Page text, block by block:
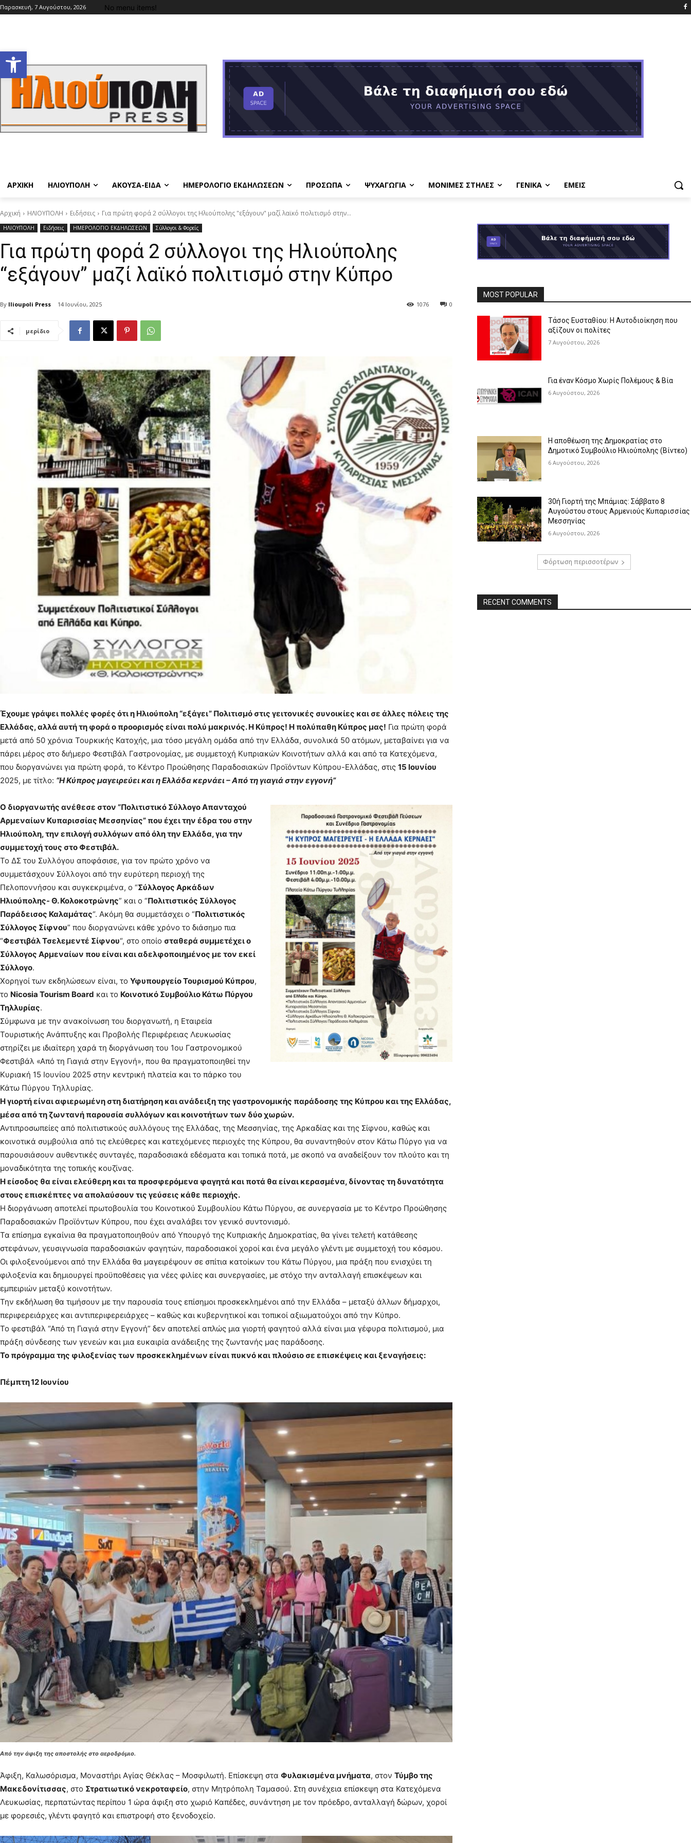
Ανοίξτε τη γραμμή εργαλείων
Παρασκευή, 7 Αυγούστου, 2026 No menu items!
ΑΡΧΙΚΗ ΗΛΙΟΥΠΟΛΗ ΑΚΟΥΣΑ-ΕΙΔΑ ΗΜΕΡΟΛΟΓΙΟ ΕΚΔΗΛΩΣΕΩΝ ΠΡΟΣΩΠΑ ΨΥΧΑΓΩΓΙΑ ΜΟΝΙΜΕΣ ΣΤΗΛΕΣ ΓΕΝΙΚΑ ΕΜΕΙΣ
Αρχική ΗΛΙΟΥΠΟΛΗ Ειδήσεις Για πρώτη φορά 2 σύλλογοι της Ηλιούπολης "εξάγουν" μαζί λαϊκό πολιτισμό στην...
ΗΛΙΟΥΠΟΛΗ Ειδήσεις ΗΜΕΡΟΛΟΓΙΟ ΕΚΔΗΛΩΣΕΩΝ Σύλλογοι & Φορείς
Για πρώτη φορά 2 σύλλογοι της Ηλιούπολης
“εξάγουν” μαζί λαϊκό πολιτισμό στην Κύπρο
By Ilioupoli Press 14 Ιουνίου, 2025 0
1076
μερίδιο
Έχουμε γράψει πολλές φορές ότι η Ηλιούπολη “εξάγει” Πολιτισμό στις γειτονικές συνοικίες και σε άλλες πόλεις της
Ελλάδας, αλλά αυτή τη φορά ο προορισμός είναι πολύ μακρινός. Η Κύπρος! Η πολύπαθη Κύπρος μας! Για πρώτη φορά
μετά από 50 χρόνια Τουρκικής Κατοχής, μια τόσο μεγάλη ομάδα από την Ελλάδα, συνολικά 50 ατόμων, μεταβαίνει για να
πάρει μέρος στο διήμερο Φεστιβάλ Γαστρονομίας, με συμμετοχή Κυπριακών Κοινοτήτων αλλά και από τα Κατεχόμενα,
που διοργανώνει για πρώτη φορά, το Κέντρο Προώθησης Παραδοσιακών Προϊόντων Κύπρου-Ελλάδας, στις 15 Ιουνίου
2025, με τίτλο: “Η Κύπρος μαγειρεύει και η Ελλάδα κερνάει – Από τη γιαγιά στην εγγονή”
Ο διοργανωτής ανέθεσε στον “Πολιτιστικό Σύλλογο Απανταχού
Αρμεναίων Κυπαρισσίας Μεσσηνίας” που έχει την έδρα του στην
Ηλιούπολη, την επιλογή συλλόγων από όλη την Ελλάδα, για την
συμμετοχή τους στο Φεστιβάλ.
Το ΔΣ του Συλλόγου αποφάσισε, για τον πρώτο χρόνο να
συμμετάσχουν Σύλλογοι από την ευρύτερη περιοχή της
Πελοποννήσου και συγκεκριμένα, ο “Σύλλογος Αρκάδων
Ηλιούπολης- Θ. Κολοκοτρώνης” και ο “Πολιτιστικός Σύλλογος
Παράδεισος Καλαμάτας“. Ακόμη θα συμμετάσχει ο “Πολιτιστικός
Σύλλογος Σίφνου” που διοργανώνει κάθε χρόνο το διάσημο πια
“Φεστιβάλ Τσελεμεντέ Σίφνου“, στο οποίο σταθερά συμμετέχει ο
Σύλλογος Αρμεναίων που είναι και αδελφοποιημένος με τον εκεί
Σύλλογο.
Χορηγοί των εκδηλώσεων είναι, το Υφυπουργείο Τουρισμού Κύπρου,
το Nicosia Tourism Board και το Κοινοτικό Συμβούλιο Κάτω Πύργου
Τηλλυρίας.
Σύμφωνα με την ανακοίνωση του διοργανωτή, η Εταιρεία
Τουριστικής Ανάπτυξης και Προβολής Περιφέρειας Λευκωσίας
στηρίζει με ιδιαίτερη χαρά τη διοργάνωση του 1ου Γαστρονομικού
Φεστιβάλ «Από τη Γιαγιά στην Εγγονή», που θα πραγματοποιηθεί την
Κυριακή 15 Ιουνίου 2025 στην κεντρική πλατεία και το πάρκο του
Κάτω Πύργου Τηλλυρίας.
Η γιορτή είναι αφιερωμένη στη διατήρηση και ανάδειξη της γαστρονομικής παράδοσης της Κύπρου και της Ελλάδας,
μέσα από τη ζωντανή παρουσία συλλόγων και κοινοτήτων των δύο χωρών.
Αντιπροσωπείες από πολιτιστικούς συλλόγους της Ελλάδας, της Μεσσηνίας, της Αρκαδίας και της Σίφνου, καθώς και
κοινοτικά συμβούλια από τις ελεύθερες και κατεχόμενες περιοχές της Κύπρου, θα συναντηθούν στον Κάτω Πύργο για να
παρουσιάσουν αυθεντικές συνταγές, παραδοσιακά εδέσματα και τοπικά ποτά, με σκοπό να αναδείξουν τον πλούτο και τη
μοναδικότητα της τοπικής κουζίνας.
Η είσοδος θα είναι ελεύθερη και τα προσφερόμενα φαγητά και ποτά θα είναι κερασμένα, δίνοντας τη δυνατότητα
στους επισκέπτες να απολαύσουν τις γεύσεις κάθε περιοχής.
Η διοργάνωση αποτελεί πρωτοβουλία του Κοινοτικού Συμβουλίου Κάτω Πύργου, σε συνεργασία με το Κέντρο Προώθησης
Παραδοσιακών Προϊόντων Κύπρου, που έχει αναλάβει τον γενικό συντονισμό.
Τα επίσημα εγκαίνια θα πραγματοποιηθούν από Υπουργό της Κυπριακής Δημοκρατίας, θα γίνει τελετή κατάθεσης
στεφάνων, γευσιγνωσία παραδοσιακών φαγητών, παραδοσιακοί χοροί και ένα μεγάλο γλέντι με συμμετοχή του κόσμου.
Οι φιλοξενούμενοι από την Ελλάδα θα μαγειρέψουν σε σπίτια κατοίκων του Κάτω Πύργου, μια πράξη που ενισχύει τη
φιλοξενία και δημιουργεί προϋποθέσεις για νέες φιλίες και συνεργασίες, με στόχο την ανταλλαγή επισκέψεων και
εμπειριών μεταξύ κοινοτήτων.
Την εκδήλωση θα τιμήσουν με την παρουσία τους επίσημοι προσκεκλημένοι από την Ελλάδα – μεταξύ άλλων δήμαρχοι,
περιφερειάρχες και αντιπεριφερειάρχες – καθώς και κυβερνητικοί και τοπικοί αξιωματούχοι από την Κύπρο.
Το φεστιβάλ “Από τη Γιαγιά στην Εγγονή” δεν αποτελεί απλώς μια γιορτή φαγητού αλλά είναι μια γέφυρα πολιτισμού, μια
πράξη σύνδεσης των γενεών και μια ευκαιρία ανάδειξης της ζωντανής μας παράδοσης.
Το πρόγραμμα της φιλοξενίας των προσκεκλημένων είναι πυκνό και πλούσιο σε επισκέψεις και ξεναγήσεις:
Πέμπτη 12 Ιουνίου
Από την άφιξη της αποστολής στο αεροδρόμιο.
Άφιξη, Καλωσόρισμα, Μοναστήρι Αγίας Θέκλας – Μοσφιλωτή. Επίσκεψη στα Φυλακισμένα μνήματα, στον Τύμβο της
Μακεδονίτισσας, στο Στρατιωτικό νεκροταφείο, στην Μητρόπολη Ταμασού. Στη συνέχεια επίσκεψη στα Κατεχόμενα
Λευκωσίας, περπατώντας περίπου 1 ώρα άφιξη στο χωριό Καπέδες, συνάντηση με τον πρόεδρο, ανταλλαγή δώρων, χοροί
με φορεσιές, γλέντι φαγητό και επιστροφή στο ξενοδοχείο.
MOST POPULAR
Τάσος Ευσταθίου: Η Αυτοδιοίκηση που
αξίζουν οι πολίτες
7 Αυγούστου, 2026
Για έναν Κόσμο Χωρίς Πολέμους & Βία
6 Αυγούστου, 2026
Η αποθέωση της Δημοκρατίας στο
Δημοτικό Συμβούλιο Ηλιούπολης (Βίντεο)
6 Αυγούστου, 2026
30ή Γιορτή της Μπάμιας: Σάββατο 8
Αυγούστου στους Αρμενιούς Κυπαρισσίας
Μεσσηνίας
6 Αυγούστου, 2026
Φόρτωση περισσοτέρων
RECENT COMMENTS